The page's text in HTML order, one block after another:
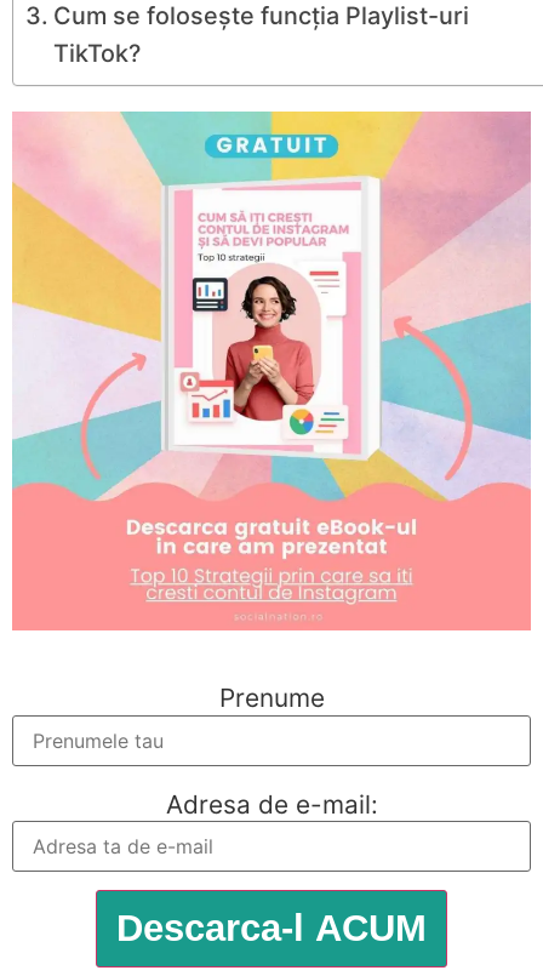
Cum se folosește funcția Playlist-uri
TikTok?
Prenume
Adresa de e-mail: